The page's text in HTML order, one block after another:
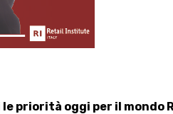
le priorità oggi per il mondo